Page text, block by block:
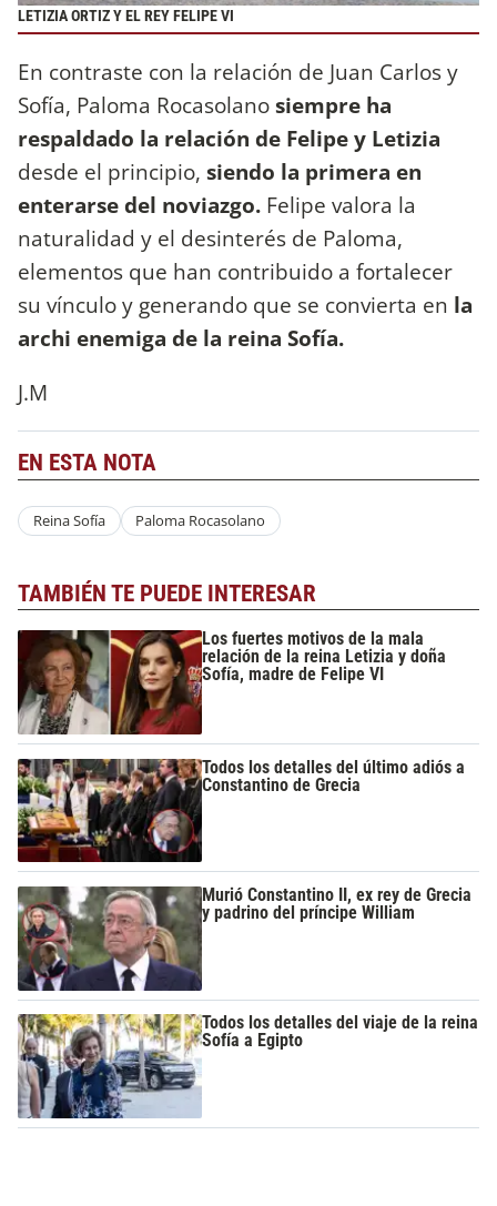
LETIZIA ORTIZ Y EL REY FELIPE VI
En contraste con la relación de Juan Carlos y
Sofía, Paloma Rocasolanosiempre ha
respaldado la relación de Felipe y Letizia
desde el principio, siendo la primera en
enterarse del noviazgo. Felipe valora la
naturalidad y el desinterés de Paloma,
elementos que han contribuido a fortalecer
su vínculo y generando que se convierta en la
archi enemiga de la reina Sofía.
J.M
EN ESTA NOTA
Reina Sofía Paloma Rocasolano
TAMBIÉN TE PUEDE INTERESAR
Los fuertes motivos de la mala
relación de la reina Letizia y doña
Sofía, madre de Felipe VI
Todos los detalles del último adiós a
Constantino de Grecia
Murió Constantino II, ex rey de Grecia
y padrino del príncipe William
Todos los detalles del viaje de la reina
Sofía a Egipto